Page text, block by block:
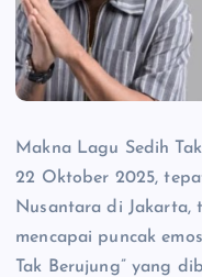
Makna Lagu Sedih
22 Oktober 2025,
Nusantara di Jakarta,
mencapai puncak
Tak Berujung” yang